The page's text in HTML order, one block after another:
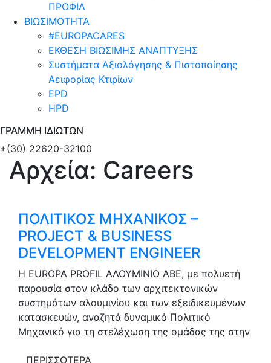
​ΠΡΟΦΙΛ
ΒΙΩΣΙΜΟΤΗΤΑ
#EUROPACARES
ΕΚΘΕΣΗ ΒΙΩΣΙΜΗΣ ΑΝΑΠΤΥΞΗΣ
Συστήματα Αξιολόγησης & Πιστοποίησης
Αειφορίας Κτιρίων
EPD
HPD
ΓΡΑΜΜΗ ΙΔΙΩΤΩΝ
+(30) 22620-32100
Αρχεία: Careers
ΠΟΛΙΤΙΚΟΣ ΜΗΧΑΝΙΚΟΣ –
PROJECT & BUSINESS
DEVELOPMENT ENGINEER
Η EUROPA PROFIL ΑΛΟΥΜΙΝΙΟ ΑΒΕ, με πολυετή
παρουσία στον κλάδο των αρχιτεκτονικών
συστημάτων αλουμινίου και των εξειδικευμένων
κατασκευών, αναζητά δυναμικό Πολιτικό
Μηχανικό για τη στελέχωση της ομάδας της στην
ΠΕΡΙΣΣΟΤΕΡΑ